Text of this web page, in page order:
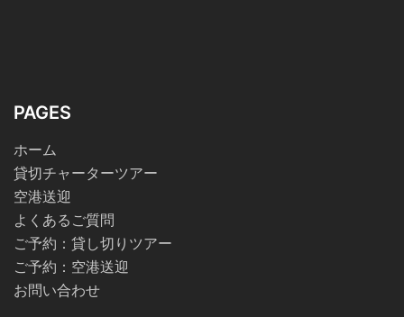
PAGES
ホーム
貸切チャーターツアー
空港送迎
よくあるご質問
ご予約：貸し切りツアー
ご予約：空港送迎
お問い合わせ